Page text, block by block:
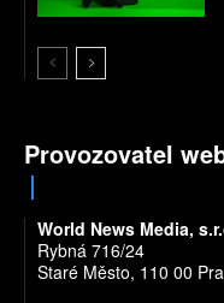
Provozovatel
World News Media,
Rybná 716/24
Staré Město, 110 00